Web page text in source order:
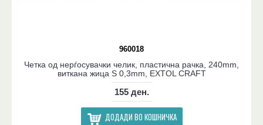
960018
Четка од нерѓосувачки челик, пластична рачка, 240mm,
виткана жица S 0,3mm, EXTOL CRAFT
155 ден.
ДОДАДИ ВО КОШНИЧКА